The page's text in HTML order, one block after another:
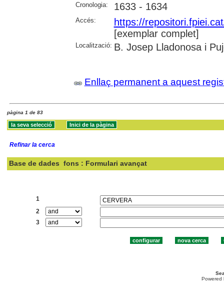
Cronologia:
1633 - 1634
Accés:
https://
[exemplar complet]
Localització: B. Josep Lladonosa i
Enllaç permanent a aquest
pàgina 1 de 83
Refinar la cerca
Base de dades fons : Formulari avançat
1
2
3